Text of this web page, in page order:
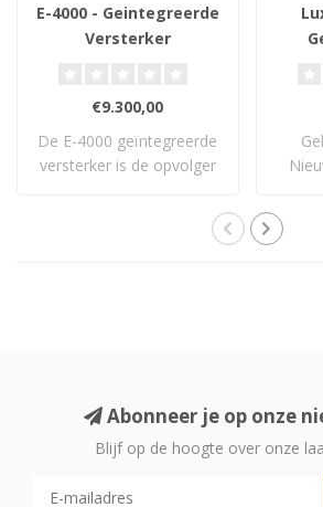
E-4000 - Geintegreerde
Versterker
€9.300,00
De E-4000 geïntegreerde
versterker is de opvolger
Abonneer je op onze
Blijf op de hoogte over onze